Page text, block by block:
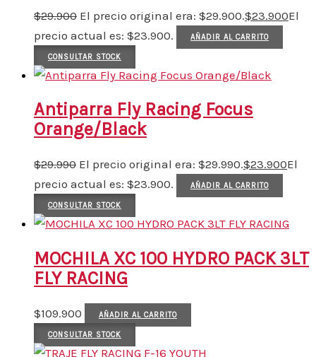
$29.900 El precio original era: $29.900.$23.900El
precio actual es: $23.900.
AÑADIR AL CARRITO
CONSULTAR STOCK
Antiparra Fly Racing Focus
Orange/Black
$29.990 El precio original era: $29.990.$23.900El
precio actual es: $23.900.
AÑADIR AL CARRITO
CONSULTAR STOCK
MOCHILA XC 100 HYDRO PACK 3LT
FLY RACING
$109.900 AÑADIR AL CARRITO
CONSULTAR STOCK